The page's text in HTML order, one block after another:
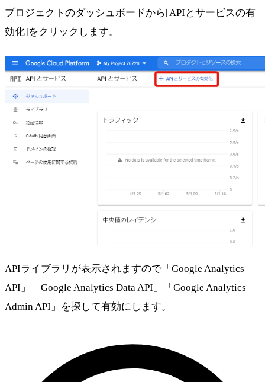
プロジェクトのダッシュボードから[APIとサービスの有
効化]をクリックします。
APIライブラリが表示されますので「Google Analytics
API」「Google Analytics Data API」「Google Analytics
Admin API」を探して有効にします。